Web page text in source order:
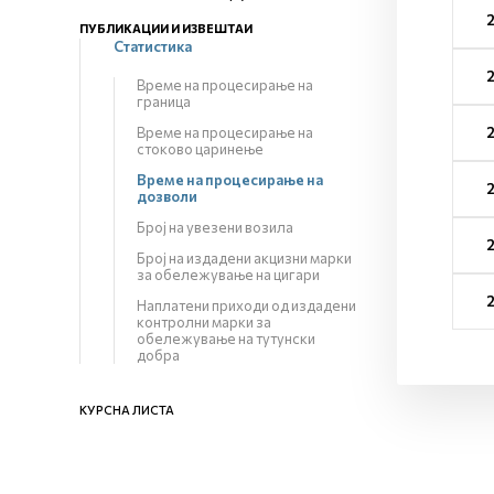
ПУБЛИКАЦИИ И ИЗВЕШТАИ
Статистика
Време на процесирање на
граница
Време на процесирање на
стоково царинење
Време на процесирање на
дозволи
Број на увезени возила
Број на издадени акцизни марки
за обележување на цигари
Наплатени приходи од издадени
контролни марки за
обележување на тутунски
добра
КУРСНА ЛИСТА